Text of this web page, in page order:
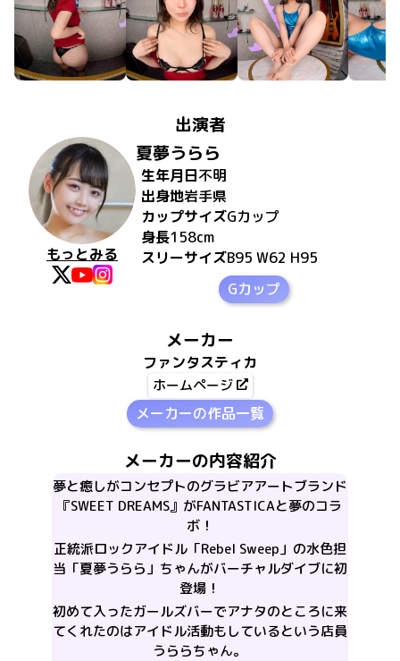
出演者
もっとみる
夏夢うらら
生年月日不明
出身地岩手県
カップサイズGカップ
身長158cm
スリーサイズB95 W62 H95
Gカップ
メーカー
ファンタスティカ
ホームページ
メーカーの作品一覧
メーカーの内容紹介
夢と癒しがコンセプトのグラビアアートブランド
『SWEET DREAMS』がFANTASTICAと夢のコラ
ボ！
正統派ロックアイドル「Rebel Sweep」の水色担
当「夏夢うらら」ちゃんがバーチャルダイブに初
登場！
初めて入ったガールズバーでアナタのところに来
てくれたのはアイドル活動もしているという店員
うららちゃん。